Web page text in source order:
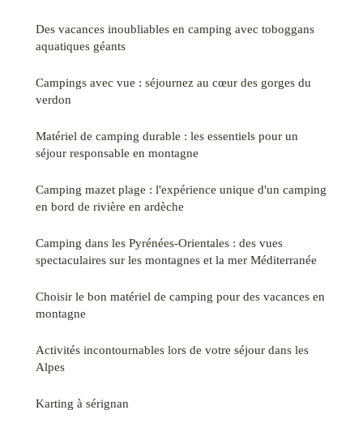
Des vacances inoubliables en camping avec toboggans
aquatiques géants
Campings avec vue : séjournez au cœur des gorges du
verdon
Matériel de camping durable : les essentiels pour un
séjour responsable en montagne
Camping mazet plage : l'expérience unique d'un camping
en bord de rivière en ardèche
Camping dans les Pyrénées-Orientales : des vues
spectaculaires sur les montagnes et la mer Méditerranée
Choisir le bon matériel de camping pour des vacances en
montagne
Activités incontournables lors de votre séjour dans les
Alpes
Karting à sérignan